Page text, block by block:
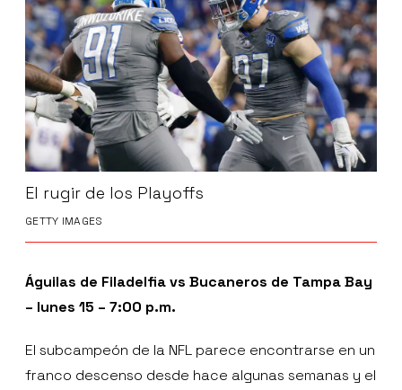
El rugir de los Playoffs
GETTY IMAGES
Águilas de Filadelfia vs Bucaneros de Tampa Bay
– lunes 15 – 7:00 p.m.
El subcampeón de la NFL parece encontrarse en un
franco descenso desde hace algunas semanas y el